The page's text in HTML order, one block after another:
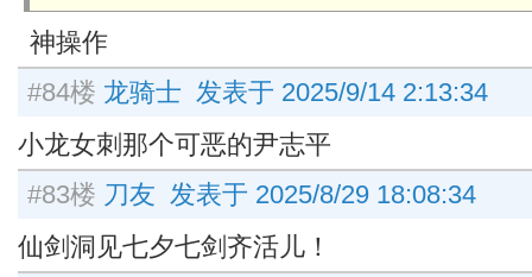
神操作
#84楼 龙骑士 发表于 2025/9/14 2:13:34
小龙女刺那个可恶的尹志平
#83楼 刀友 发表于 2025/8/29 18:08:34
仙剑洞见七夕七剑齐活儿！